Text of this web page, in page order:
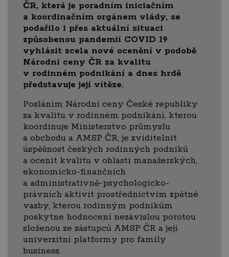
ČR, která je poradním iniciačním
a koordinačním orgánem vlády, se
podařilo i přes aktuální situaci
způsobenou pandemií COVID 19
vyhlásit zcela nové ocenění v podobě
Národní ceny ČR za kvalitu
v rodinném podnikání a dnes hrdě
představuje její vítěze.
Posláním Národní ceny České republiky
za kvalitu v rodinném podnikání, kterou
koordinuje Ministerstvo průmyslu
a obchodu a AMSP ČR, je zviditelnit
úspěšnost českých rodinných podniků
a ocenit kvalitu v oblasti manažerských,
ekonomicko-finančních
a administrativně-psychologicko-
právních aktivit prostřednictvím zpětné
vazby, kterou rodinným podnikům
poskytne hodnocení nezávislou porotou
složenou ze zástupců AMSP ČR a její
univerzitní platformy pro family
business.